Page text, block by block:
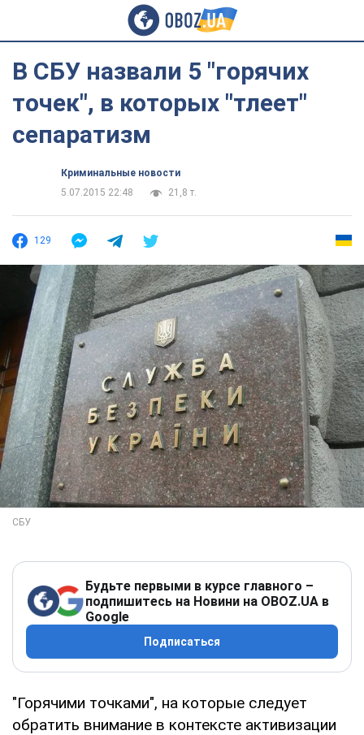
В СБУ назвали 5 "горячих
точек", в которых "тлеет"
сепаратизм
Криминальные новости
5.07.2015 22:48
21,8 т.
129
Будьте первыми в курсе главного –
подпишитесь на Новини на OBOZ.UA в
Google
Подписаться
"Горячими точками", на которые следует
обратить внимание в контексте активизации